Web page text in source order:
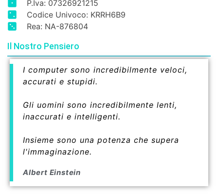
P.Iva: 07326921215
Codice Univoco: KRRH6B9
Rea: NA-876804
Il Nostro Pensiero
I computer sono incredibilmente veloci,
accurati e stupidi.
Gli uomini sono incredibilmente lenti,
inaccurati e intelligenti.
Insieme sono una potenza che supera
l'immaginazione.
Albert Einstein